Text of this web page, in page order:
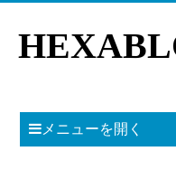
メニューを開く